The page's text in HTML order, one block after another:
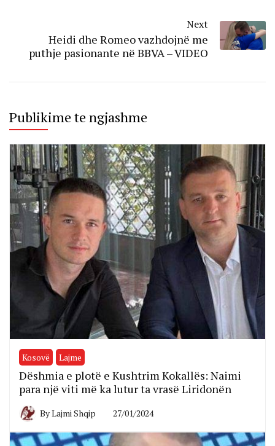
Next
Heidi dhe Romeo vazhdojnë me
puthje pasionante në BBVA – VIDEO
Publikime te ngjashme
Kosovë Lajme
Dëshmia e plotë e Kushtrim Kokallës: Naimi
para një viti më ka lutur ta vrasë Liridonën
ByLajmi Shqip 27/01/2024